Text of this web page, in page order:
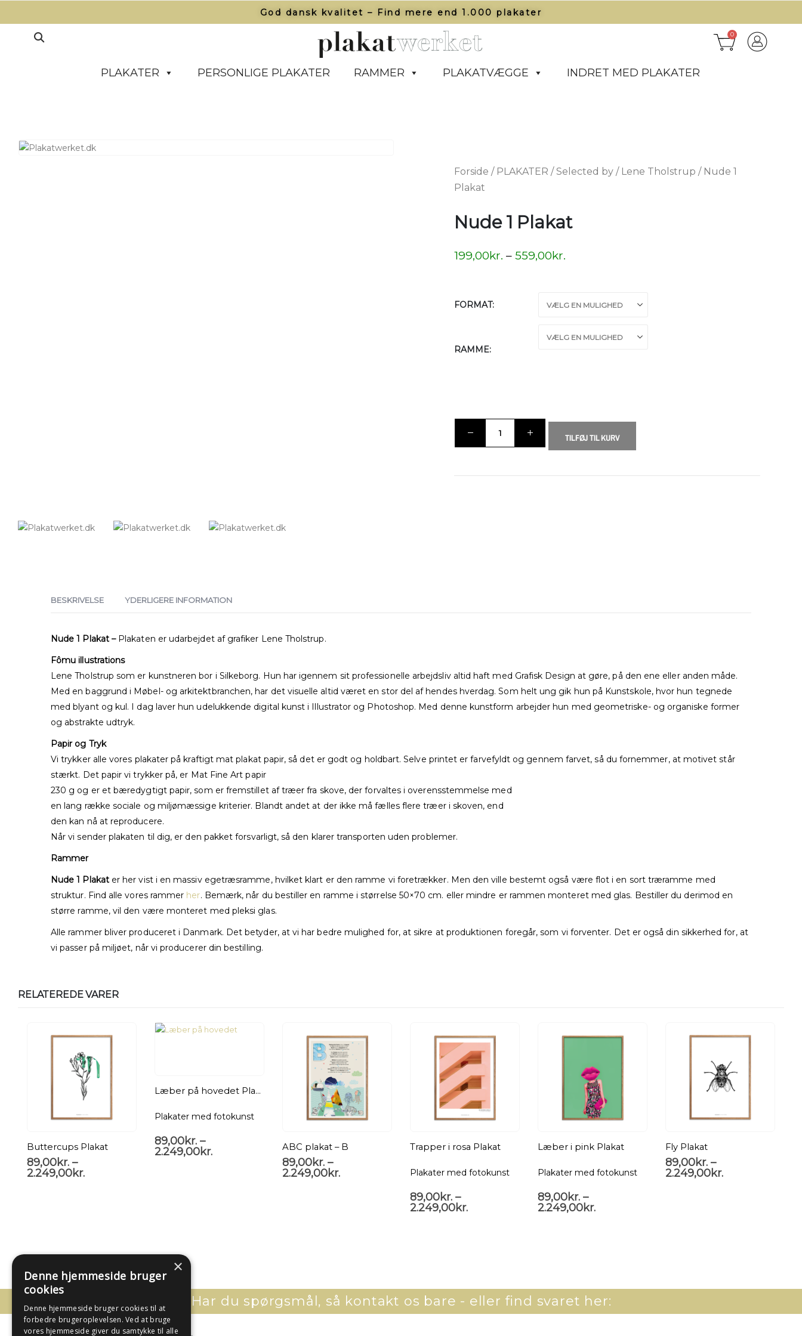
God dansk kvalitet – Find mere end 1.000 plakater​
0
PLAKATER PERSONLIGE PLAKATER RAMMER PLAKATVÆGGE INDRET MED PLAKATER
Forside / PLAKATER /Selected by / Lene Tholstrup / Nude 1
Plakat
Nude 1 Plakat
199,00kr. – 559,00kr.
FORMAT
RAMME
TILFØJ TIL KURV
BESKRIVELSE YDERLIGERE INFORMATION
Nude 1 Plakat –Plakaten er udarbejdet af grafiker Lene Tholstrup.
Fômu illustrations
Lene Tholstrup som er kunstneren bor i Silkeborg. Hun har igennem sit professionelle arbejdsliv altid haft med Grafisk Design at gøre, på den ene eller anden måde.
Med en baggrund i Møbel- og arkitektbranchen, har det visuelle altid været en stor del af hendes hverdag. Som helt ung gik hun på Kunstskole, hvor hun tegnede
med blyant og kul. I dag laver hun udelukkende digital kunst i Illustrator og Photoshop. Med denne kunstform arbejder hun med geometriske- og organiske former
og abstrakte udtryk.
Papir og Tryk
Vi trykker alle vores plakater på kraftigt mat plakat papir, så det er godt og holdbart. Selve printet er farvefyldt og gennem farvet, så du fornemmer, at motivet står
stærkt. Det papir vi trykker på, er Mat Fine Art papir
230 g og er et bæredygtigt papir, som er fremstillet af træer fra skove, der forvaltes i overensstemmelse med
en lang række sociale og miljømæssige kriterier. Blandt andet at der ikke må fælles flere træer i skoven, end
den kan nå at reproducere.
Når vi sender plakaten til dig, er den pakket forsvarligt, så den klarer transporten uden problemer.
Rammer
Nude 1 Plakater her vist i en massiv egetræsramme, hvilket klart er den ramme vi foretrækker. Men den ville bestemt også være flot i en sort træramme med
struktur. Find alle vores rammer her. Bemærk, når du bestiller en ramme i størrelse 50×70 cm. eller mindre er rammen monteret med glas. Bestiller du derimod en
større ramme, vil den være monteret med pleksi glas.
Alle rammer bliver produceret i Danmark. Det betyder, at vi har bedre mulighed for, at sikre at produktionen foregår, som vi forventer. Det er også din sikkerhed for, at
vi passer på miljøet, når vi producerer din bestilling.
RELATEREDE VARER
Buttercups Plakat
89,00kr. –
2.249,00kr.
Læber på hovedet Plakat
Plakater med fotokunst
89,00kr. –
2.249,00kr. ABC plakat – B
89,00kr. –
2.249,00kr.
Trapper i rosa Plakat
Plakater med fotokunst
89,00kr. –
2.249,00kr.
Læber i pink Plakat
Plakater med fotokunst
89,00kr. –
2.249,00kr.
Fly Plakat
89,00kr. –
2.249,00kr.
Har du spørgsmål, så kontakt os bare - eller find svaret her:
×
Denne hjemmeside bruger
cookies
Denne hjemmeside bruger cookies til at
forbedre brugeroplevelsen. Ved at bruge
vores hjemmeside giver du samtykke til alle